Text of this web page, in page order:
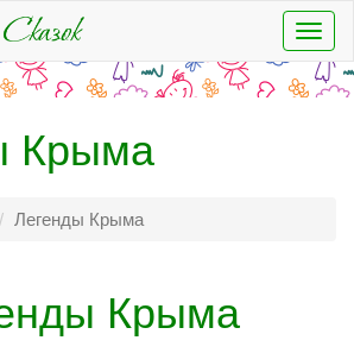
Крыма
Легенды Крыма
Крыма